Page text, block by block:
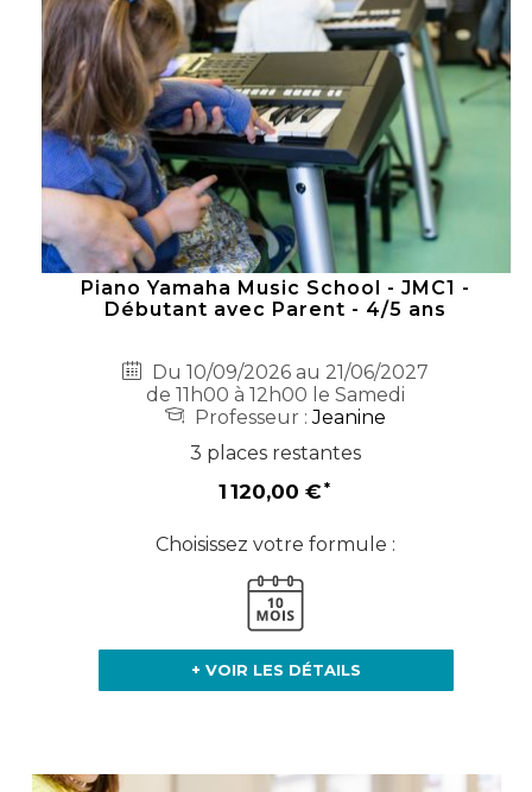
Piano Yamaha Music School - JMC1 -
Débutant avec Parent - 4/5 ans
Du 10/09/2026 au 21/06/2027
de 11h00 à 12h00 le Samedi
Professeur :Jeanine
3 places restantes
1 120,00 €
Choisissez votre formule :
+ VOIR LES DÉTAILS